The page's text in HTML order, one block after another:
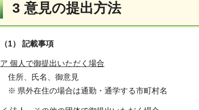
3 意見の提出方法
（1） 記載事項
ア 個人で御提出いただく場合
住所、氏名、御意見
※ 県外在住の場合は通勤・通学する市町村名